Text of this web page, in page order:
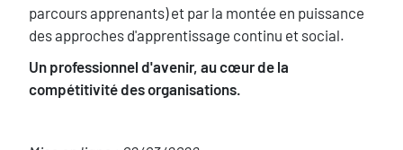
parcours apprenants) et par la montée en puissance
des approches d'apprentissage continu et social.
Un professionnel d'avenir, au cœur de la
compétitivité des organisations.